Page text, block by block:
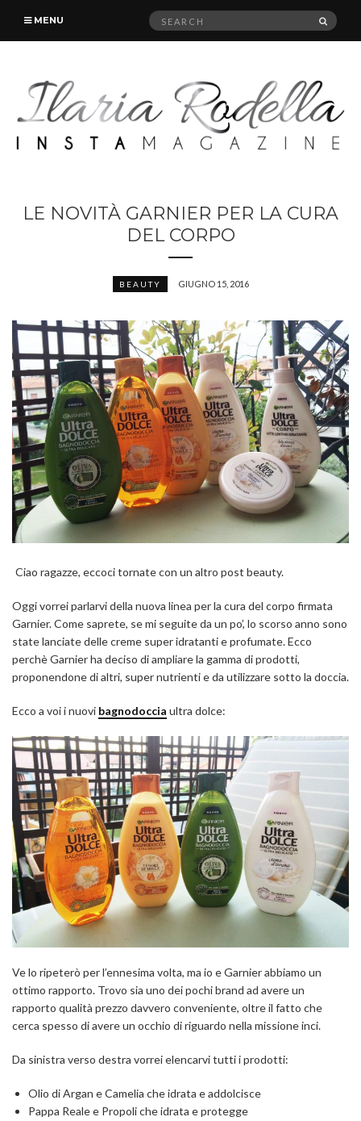
MENU
Search
LE NOVITÀ GARNIER PER LA CURA
DEL CORPO
BEAUTY GIUGNO 15, 2016
Ciao ragazze, eccoci tornate con un altro post beauty.
Oggi vorrei parlarvi della nuova linea per la cura del corpo firmata
Garnier. Come saprete, se mi seguite da un po’, lo scorso anno sono
state lanciate delle creme super idratanti e profumate. Ecco
perchè Garnier ha deciso di ampliare la gamma di prodotti,
proponendone di altri, super nutrienti e da utilizzare sotto la doccia.
Ecco a voi i nuovi bagnodoccia ultra dolce:
Ve lo ripeterò per l’ennesima volta, ma io e Garnier abbiamo un
ottimo rapporto. Trovo sia uno dei pochi brand ad avere un
rapporto qualità prezzo davvero conveniente, oltre il fatto che
cerca spesso di avere un occhio di riguardo nella missione inci.
Da sinistra verso destra vorrei elencarvi tutti i prodotti:
Olio di Argan e Camelia che idrata e addolcisce
Pappa Reale e Propoli che idrata e protegge